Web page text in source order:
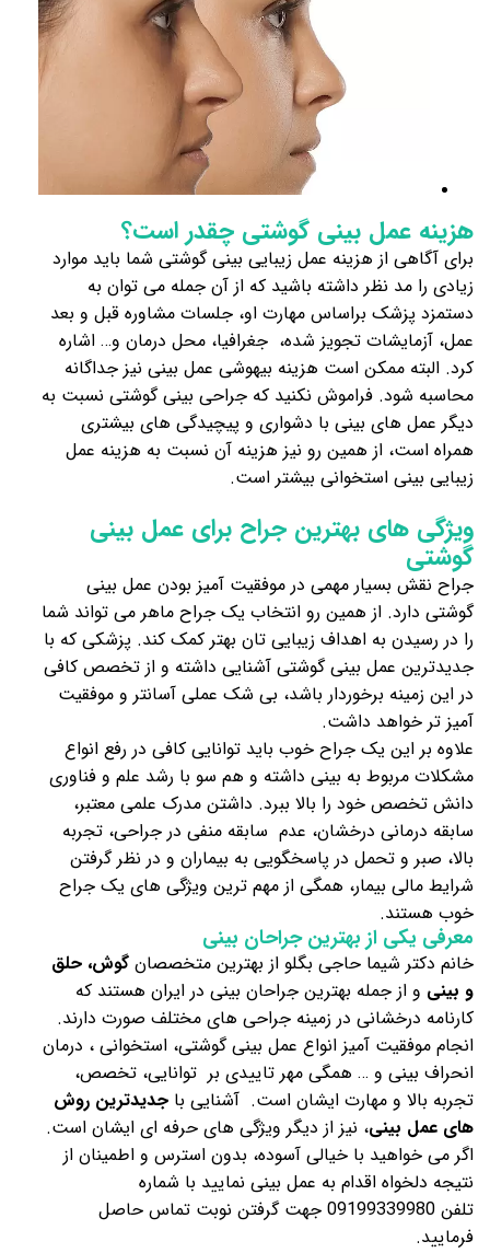
هزینه عمل بینی گوشتی چقدر است؟
برای آگاهی از هزینه عمل زیبایی بینی گوشتی شما باید موارد
زیادی را مد نظر داشته باشید که از آن جمله می توان به
دستمزد پزشک براساس مهارت او، جلسات مشاوره قبل و بعد
عمل، آزمایشات تجویز شده، جغرافیا، محل درمان و… اشاره
کرد. البته ممکن است هزینه بیهوشی عمل بینی نیز جداگانه
محاسبه شود. فراموش نکنید که جراحی بینی گوشتی نسبت به
دیگر عمل های بینی با دشواری‌ و پیچیدگی های بیشتری
همراه است، از همین رو نیز هزینه آن نسبت به هزینه عمل
زیبایی بینی استخوانی بیشتر است.
ویژگی های بهترین جراح برای عمل بینی
گوشتی
جراح نقش بسیار مهمی در موفقیت آمیز بودن عمل بینی
گوشتی دارد. از همین‌ رو انتخاب یک جراح ماهر می‌ تواند شما
را در رسیدن به اهداف زیبایی تان بهتر کمک کند. پزشکی که با
جدیدترین عمل بینی گوشتی آشنایی داشته و از تخصص کافی
در این زمینه برخوردار باشد، بی شک عملی آسانتر و موفقیت
آمیز تر خواهد داشت.
علاوه بر این یک جراح خوب باید توانایی کافی در رفع انواع
مشکلات مربوط به بینی داشته و هم سو با رشد علم و فناوری
دانش تخصص خود را بالا ببرد. داشتن مدرک علمی معتبر،
سابقه درمانی درخشان، عدم سابقه منفی در جراحی، تجربه
بالا، صبر و تحمل در پاسخگویی به بیماران و در نظر گرفتن
شرایط مالی بیمار، همگی از مهم ترین ویژگی های یک جراح
خوب هستند.
معرفی یکی از بهترین جراحان بینی
خانم دکتر شیما حاجی بگلو از بهترین متخصصان گوش، حلق
و بینی و از جمله بهترین جراحان بینی در ایران هستند که
کارنامه درخشانی در زمینه جراحی های مختلف صورت دارند.
انجام موفقیت آمیز انواع عمل بینی گوشتی، استخوانی ، درمان
انحراف بینی و … همگی مهر تاییدی بر توانایی، تخصص،
تجربه بالا و مهارت ایشان است. آشنایی با جدیدترین روش
های عمل بینی، نیز از دیگر ویژگی های حرفه ای ایشان است.
اگر می خواهید با خیالی آسوده، بدون استرس و اطمینان از
نتیجه دلخواه اقدام به عمل بینی نمایید با شماره
تلفن 09199339980 جهت گرفتن نوبت تماس حاصل
فرمایید.